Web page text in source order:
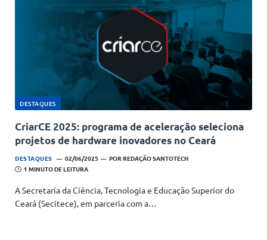
DESTAQUES
CriarCE 2025: programa de aceleração seleciona
projetos de hardware inovadores no Ceará
DESTAQUES 02/06/2025 POR REDAÇÃO SANTOTECH
1 MINUTO DE LEITURA
A Secretaria da Ciência, Tecnologia e Educação Superior do
Ceará (Secitece), em parceria com a…